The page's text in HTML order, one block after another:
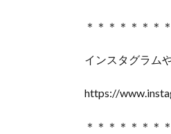
＊＊＊＊＊＊＊
インスタグラム
https://
＊＊＊＊＊＊＊